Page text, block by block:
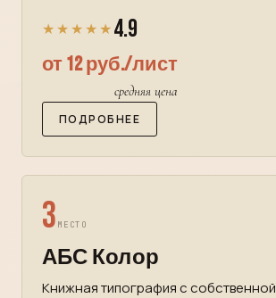
★★★★★ 4.9
от 12 руб./лист
средняя цена
ПОДРОБНЕЕ
3 МЕСТО
АБС Колор
Книжная типография с собственной